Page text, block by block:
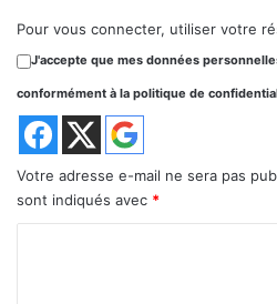
Pour vous connecter, utiliser votre
J'accepte que mes données
conformément à la politique de
Votre adresse e-mail ne sera pas
sont indiqués avec *